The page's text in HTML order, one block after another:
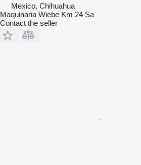
Mexico, Chihuahua
Maquinaria Wiebe Km 24 Sa
Contact the seller